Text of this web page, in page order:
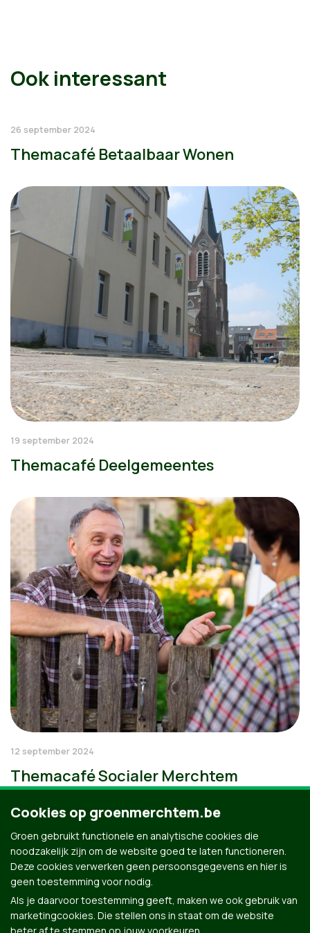
Ook interessant
26 september 2024
Themacafé Betaalbaar Wonen
19 september 2024
Themacafé Deelgemeentes
12 september 2024
Themacafé Socialer Merchtem
Cookies op groenmerchtem.be
Groen gebruikt functionele en analytische cookies die
noodzakelijk zijn om de website goed te laten functioneren.
Deze cookies verwerken geen persoonsgegevens en hier is
geen toestemming voor nodig.
Als je daarvoor toestemming geeft, maken we ook gebruik van
marketingcookies. Die stellen ons in staat om de website